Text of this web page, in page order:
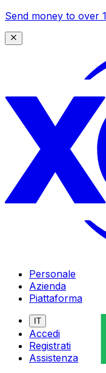
Send money to over
Personale
Azienda
Piattaforma
IT
Accedi
Registrati
Assistenza